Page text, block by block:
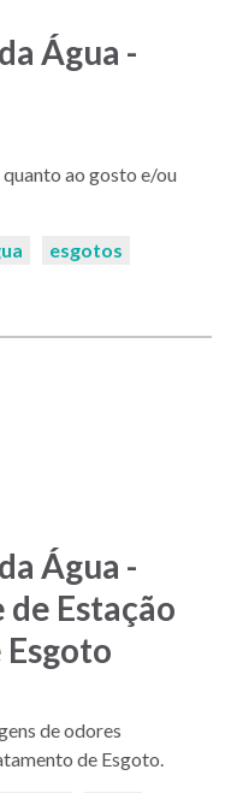
Água -
ao gosto e/ou
esgotos
Água -
Estação
de odores
de Esgoto.